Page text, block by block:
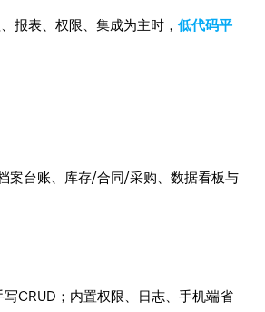
报表、权限、集成为主时，低代码平
案台账、库存/合同/采购、数据看板与
CRUD；内置权限、日志、手机端省